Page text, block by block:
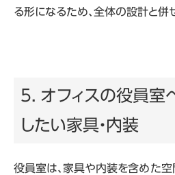
る形になるため、全体の設計と併
5. オフィスの役員室
したい家具・内装
役員室は、家具や内装を含めた